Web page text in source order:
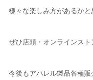
様々な楽しみ方があるかと
ぜひ店頭・オンラインスト
今後もアパレル製品各種販